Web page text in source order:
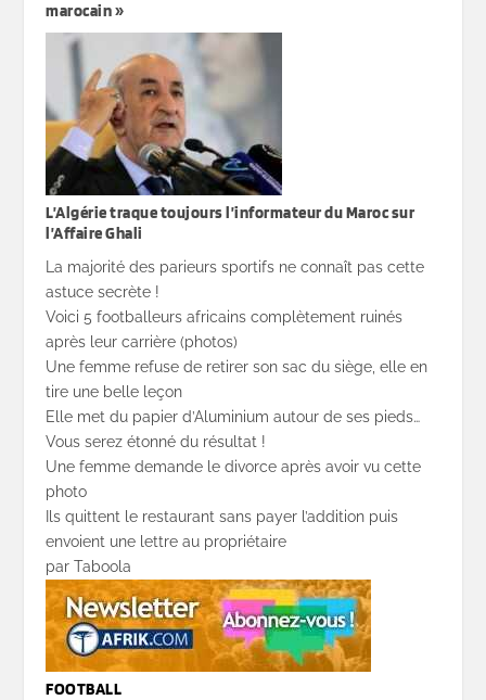
marocain »
L’Algérie traque toujours l’informateur du Maroc sur
l’Affaire Ghali
La majorité des parieurs sportifs ne connaît pas cette
astuce secrète !
Voici 5 footballeurs africains complètement ruinés
après leur carrière (photos)
Une femme refuse de retirer son sac du siège, elle en
tire une belle leçon
Elle met du papier d’Aluminium autour de ses pieds…
Vous serez étonné du résultat !
Une femme demande le divorce après avoir vu cette
photo
Ils quittent le restaurant sans payer l’addition puis
envoient une lettre au propriétaire
par Taboola
FOOTBALL